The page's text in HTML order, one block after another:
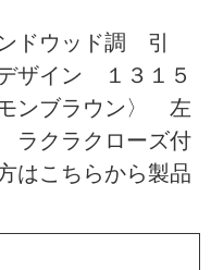
ドウッド調 引
ザイン １３１５
ンブラウン〉 左
クラクローズ付
はこちらから製品